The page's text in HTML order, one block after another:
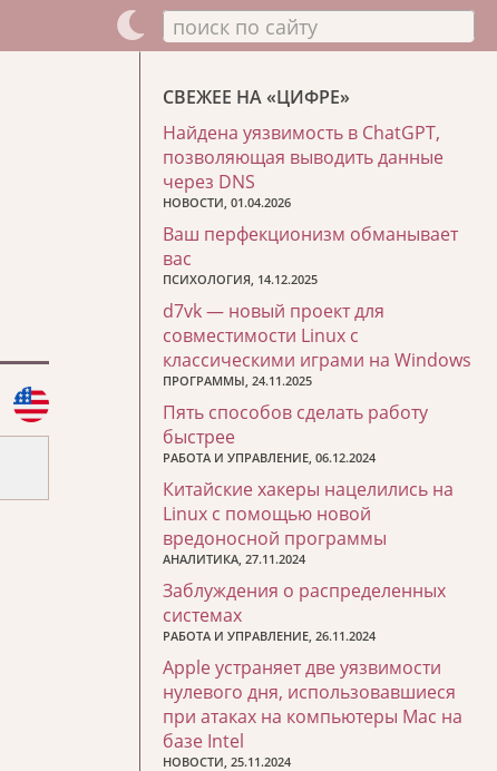
поиск по сайту
СВЕЖЕЕ НА «ЦИФРЕ»
Найдена уязвимость в ChatGPT,
позволяющая выводить данные
через DNS
НОВОСТИ, 01.04.2026
Ваш перфекционизм обманывает
вас
ПСИХОЛОГИЯ, 14.12.2025
d7vk — новый проект для
совместимости Linux с
классическими играми на Windows
ПРОГРАММЫ, 24.11.2025
Пять способов сделать работу
быстрее
РАБОТА И УПРАВЛЕНИЕ, 06.12.2024
Китайские хакеры нацелились на
Linux с помощью новой
вредоносной программы
АНАЛИТИКА, 27.11.2024
Заблуждения о распределенных
системах
РАБОТА И УПРАВЛЕНИЕ, 26.11.2024
Apple устраняет две уязвимости
нулевого дня, использовавшиеся
при атаках на компьютеры Mac на
базе Intel
НОВОСТИ, 25.11.2024